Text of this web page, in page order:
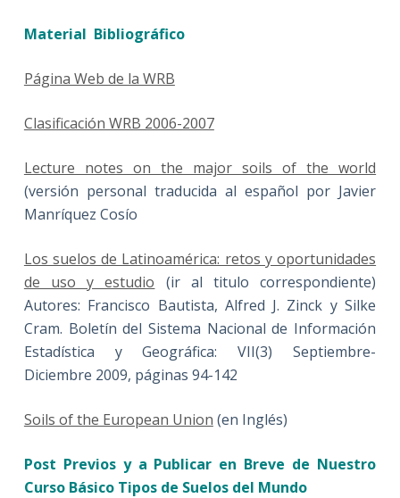
Material Bibliográfico
Página Web de la WRB
Clasificación WRB 2006-2007
Lecture notes on the major soils of the world
(versión personal traducida al español por Javier
Manríquez Cosío
Los suelos de Latinoamérica: retos y oportunidades
de uso y estudio (ir al titulo correspondiente)
Autores: Francisco Bautista, Alfred J. Zinck y Silke
Cram. Boletín del Sistema Nacional de Información
Estadística y Geográfica: VII(3) Septiembre-
Diciembre 2009, páginas 94-142
Soils of the European Union (en Inglés)
Post Previos y a Publicar en Breve de Nuestro
Curso Básico Tipos de Suelos del Mundo